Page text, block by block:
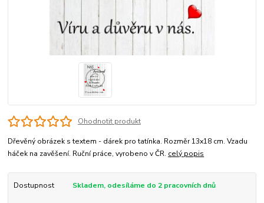
Ohodnotit produkt
Dřevěný obrázek s textem - dárek pro tatínka. Rozměr 13x18 cm. Vzadu
háček na zavěšení. Ruční práce, vyrobeno v ČR. celý popis
Dostupnost Skladem, odesíláme do 2 pracovních dnů